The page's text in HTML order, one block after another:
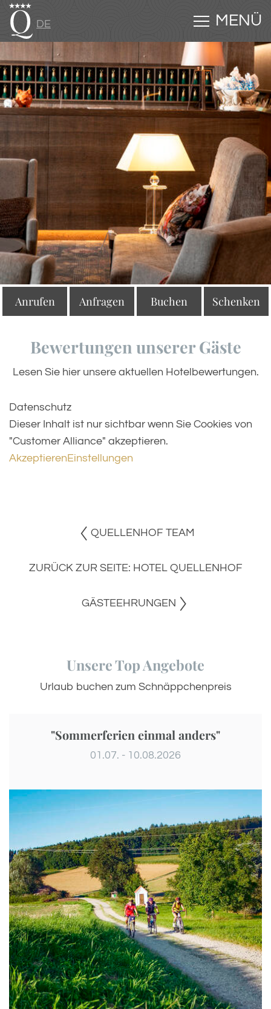
MENÜ
DE
Anrufen Anfragen Buchen Schenken
Bewertungen unserer Gäste
Lesen Sie hier unsere aktuellen Hotelbewertungen.
Datenschutz
Dieser Inhalt ist nur sichtbar wenn Sie Cookies von
"Customer Alliance" akzeptieren.
AkzeptierenEinstellungen
QUELLENHOF TEAM
ZURÜCK ZUR SEITE: HOTEL QUELLENHOF
GÄSTEEHRUNGEN
Unsere Top Angebote
Urlaub buchen zum Schnäppchenpreis
"Sommerferien einmal anders"
01.07. - 10.08.2026